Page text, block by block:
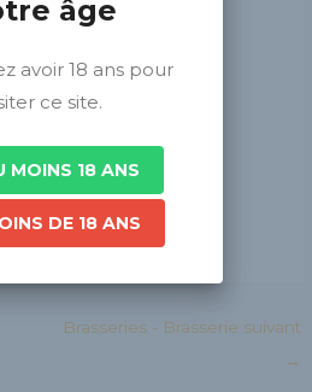
Brasseries - Brasserie suivant
→
âge
avoir 18 ans pour
ce site.
MOINS 18 ANS
DE 18 ANS